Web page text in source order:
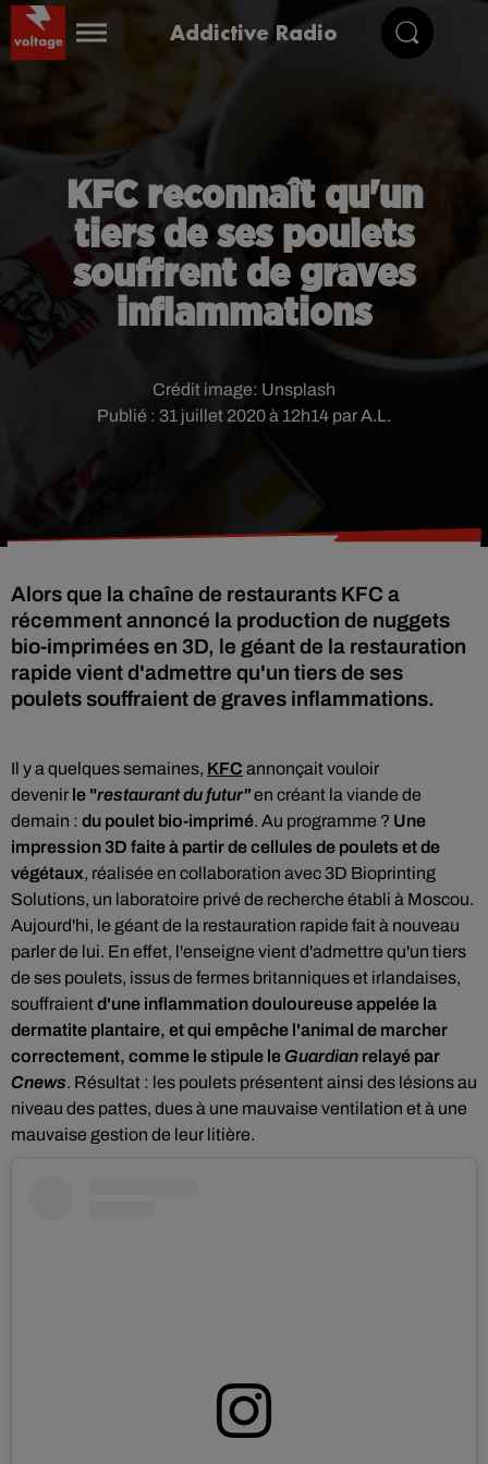
Addictive Radio
KFC reconnaît qu'un
tiers de ses poulets
souffrent de graves
inflammations
Publié : 31 juillet 2020 à 12h14 par A.L.
Crédit image: Unsplash
Alors que la chaîne de restaurants KFC a
récemment annoncé la production de nuggets
bio-imprimées en 3D, le géant de la restauration
rapide vient d'admettre qu'un tiers de ses
poulets souffraient de graves inflammations.
Il y a quelques semaines, KFC annonçait vouloir
devenir le "restaurant du futur"en créant la viande de
demain : du poulet bio-imprimé. Au programme ? Une
impression 3D faite à partir de cellules de poulets et de
végétaux, réalisée en collaboration avec 3D Bioprinting
Solutions, un laboratoire privé de recherche établi à Moscou.
Aujourd'hi, le géant de la restauration rapide fait à nouveau
parler de lui. En effet, l'enseigne vient d'admettre qu'un tiers
de ses poulets, issus de fermes britanniques et irlandaises,
souffraientd'une inflammation douloureuse appelée la
dermatite plantaire, et qui empêche l'animal de marcher
correctement, comme le stipule le Guardian relayé par
Cnews. Résultat : les poulets présentent ainsi des lésions au
niveau des pattes, dues à une mauvaise ventilation et à une
mauvaise gestion de leur litière.